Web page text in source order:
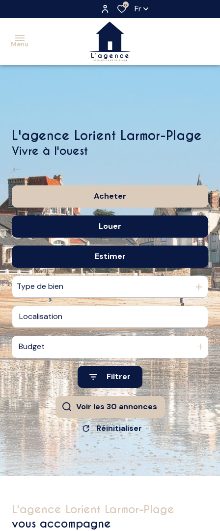
0 Fr
Menu
appartements
terrains
louer
appartements
commerciaux
faire
gérer
vendre
nos
vendus
biens
loués
alerte
e-
mail
l'agence
L'agence Lorient Larmor-Plage
vivre à l'ouest
Acheter
Du neuf
Louer
Estimer
Type de bien
Budget
Filtrer
Voir les 30 annonces
Réinitialiser
L'agence Lorient Larmor-Plage
vous accompagne